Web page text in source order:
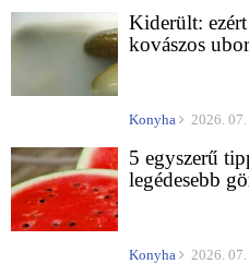
Kiderült: ezért
kovászos
Konyha 2026. 07.
5 egyszerű
legédesebb
Konyha 2026. 07.